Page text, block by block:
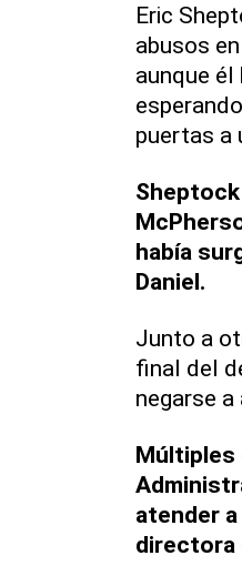
Eric
abusos
aunque
puertas a
había
Daniel.
Junto a
final del
negarse
Múltiples
atender
directora